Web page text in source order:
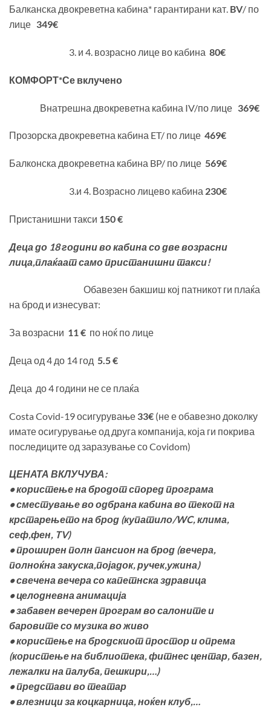
Балканска двокреветна кабина* гарантирани кат. BV/ по
лице 349€
3. и 4. возрасно лице во кабина 80€
КОМФОРТ*Се вклучено
Внатрешна двокреветна кабина IV/по лице 369€
Прозорска двокреветна кабина ET/ по лице 469€
Балконска двокреветна кабина BP/ по лице 569€
3.и 4. Возрасно лицево кабина 230€
Пристанишни такси 150€
Деца до 18години во кабина со две возрасни
лица,плаќаат само пристанишни такси!
Обавезен бакшиш кој патникот ги плаќа
на брод и изнесуват:
За возрасни 11€ по ноќ по лице
Деца од 4 до 14 год 5.5€
Деца до 4 години не се плаќа
Costa Covid-19 осигурување 33€ (не е обавезно доколку
имате осигурување од друга компанија, која ги покрива
последиците од заразување со Covidom)
ЦЕНАТА ВКЛУЧУВА:
•користење на бродот според програма
•сместување во одбрана кабина во текот на
крстарењето на брод (купатило/WC,клима,
сеф,фен, TV)
•проширен полн пансион на брод (вечера,
полноќна закуска,појадок,ручек,ужина)
•свечена вечера со капетнска здравица
•целодневна анимација
•забавен вечерен програм во салоните и
баровите со музика во живо
•користење на бродскиот простор и опрема
(користење на библиотека,фитнес центар,базен,
лежалки на палуба, пешкири,…)
•представи во театар
•влезници за коцкарница, ноќен клуб,…